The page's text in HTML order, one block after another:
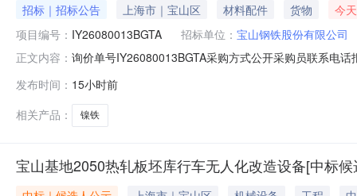
招标｜招标公告 上海市｜宝山区 材料配件 货物
今
项目编号： IY26080013BGTA 招标单位： 宝山钢铁股份有限公司
正文内容： 询价单号IY26080013BGTA采购方式公开采购员联系电
300000.0元三、商务条款：定价说明：湿公吨。限价类
发布时间： 15小时前
相关产品：
镍铁
宝山基地2050热轧板坯库行车无人化改造设备[中标